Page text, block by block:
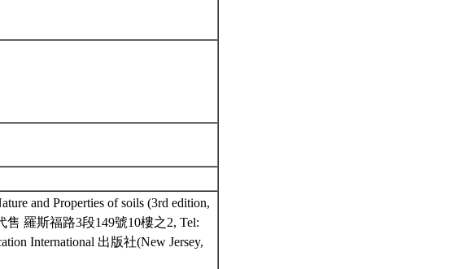
and Properties of soils (3rd edition,
售 羅斯福路3段149號10樓之2, Tel:
International 出版社(New Jersey,